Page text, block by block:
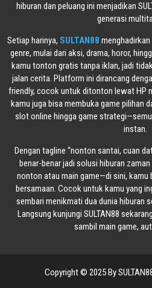
hiburan dan peluang ini menjadikan
generasi
Setiap harinya, SULTAN88
genre, mulai dari aksi, drama, horor,
kamu tonton gratis tanpa iklan, jadi
jalan cerita. Platform ini dirancang
friendly, cocok untuk ditonton lewat HP
kamu juga bisa membuka game pilihan
slot online hingga game
instan.
Dengan tagline “nonton santai, cuan
benar-benar jadi solusi hiburan
nonton atau main game—di sini, kamu
bersamaan. Cocok untuk kamu yang
sembari menikmati dua dunia hiburan
Langsung kunjungi SULTAN88
sambil main game,
Copyright © 2025 By